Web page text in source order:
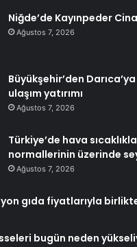
Niğde’de Kayınpeder
Ağustos 7, 2026
Büyükşehir’den
ulaşım yatırımı
Ağustos 7, 2026
Türkiye’de hava
normallerinin üzerinde
Ağustos 7, 2026
gıda fiyatlarıyla
bugün neden